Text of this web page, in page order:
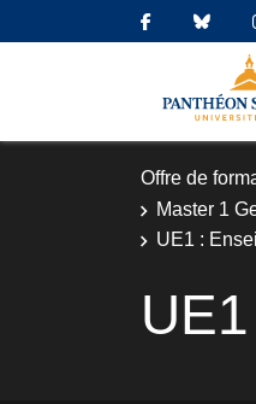
Offre de
Master 1
UE1 :